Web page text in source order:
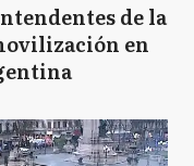
de la
en